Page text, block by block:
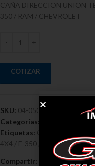
CAÑA DIRECCION UNION
350 / RAM / CHEVROLET
COTIZAR
SKU: 04-0501
Categorías:
Etiquetas: Caña
4X4 / E-350 / RAM / Chevrolet
Compartir: